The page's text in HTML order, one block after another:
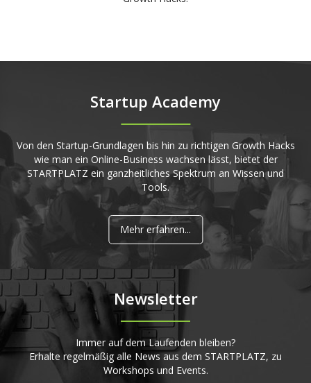
Startup Academy
Von den Startup-Grundlagen bis hin zu richtigen Growth Hacks
wie man ein Online-Business wachsen lässt, bietet der
STARTPLATZ ein ganzheitliches Spektrum an Wissen und
Tools.
Mehr erfahren...
Newsletter
Immer auf dem Laufenden bleiben?
Erhalte regelmäßig alle News aus dem STARTPLATZ, zu
Workshops und Events.